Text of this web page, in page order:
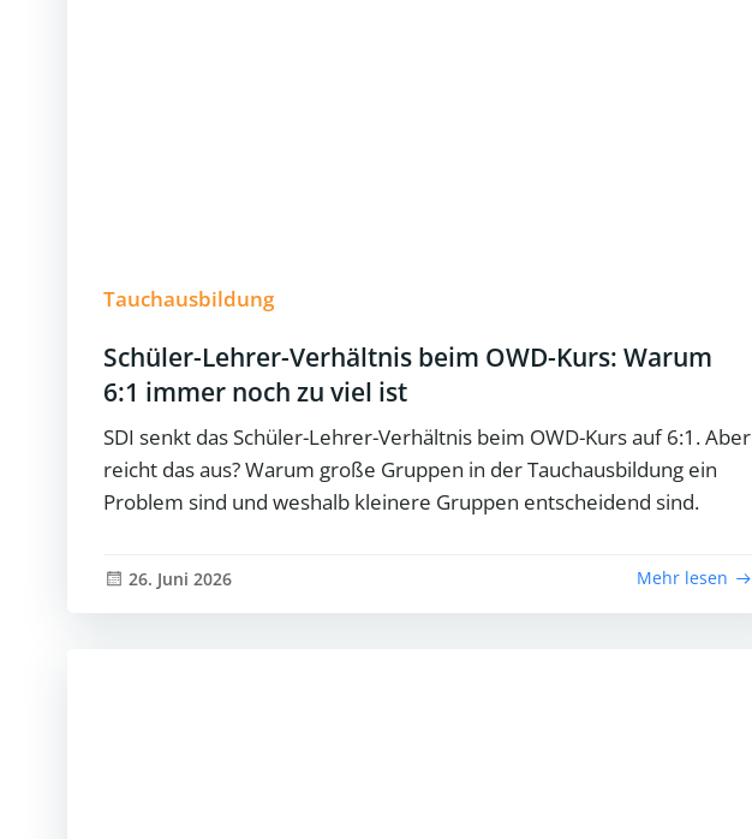
Tauchausbildung
Schüler-Lehrer-Verhältnis beim OWD-Kurs: Warum
6:1 immer noch zu viel ist
SDI senkt das Schüler-Lehrer-Verhältnis beim OWD-Kurs auf 6:1. Aber
reicht das aus? Warum große Gruppen in der Tauchausbildung ein
Problem sind und weshalb kleinere Gruppen entscheidend sind.
26. Juni 2026 Mehr lesen